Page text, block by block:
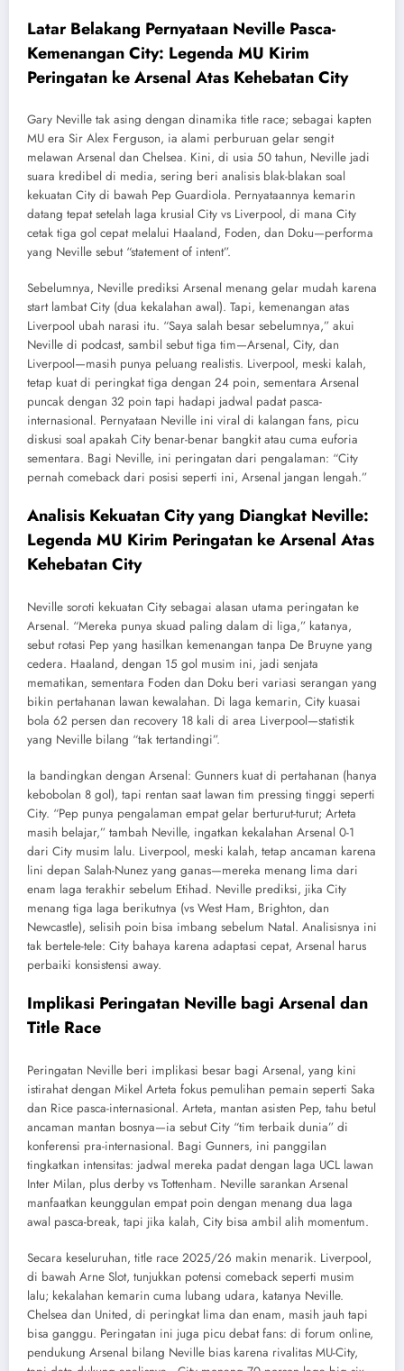
Latar Belakang Pernyataan Neville Pasca-
Kemenangan City: Legenda MU Kirim
Peringatan ke Arsenal Atas Kehebatan City
Gary Neville tak asing dengan dinamika title race; sebagai kapten
MU era Sir Alex Ferguson, ia alami perburuan gelar sengit
melawan Arsenal dan Chelsea. Kini, di usia 50 tahun, Neville jadi
suara kredibel di media, sering beri analisis blak-blakan soal
kekuatan City di bawah Pep Guardiola. Pernyataannya kemarin
datang tepat setelah laga krusial City vs Liverpool, di mana City
cetak tiga gol cepat melalui Haaland, Foden, dan Doku—performa
yang Neville sebut “statement of intent”.
Sebelumnya, Neville prediksi Arsenal menang gelar mudah karena
start lambat City (dua kekalahan awal). Tapi, kemenangan atas
Liverpool ubah narasi itu. “Saya salah besar sebelumnya,” akui
Neville di podcast, sambil sebut tiga tim—Arsenal, City, dan
Liverpool—masih punya peluang realistis. Liverpool, meski kalah,
tetap kuat di peringkat tiga dengan 24 poin, sementara Arsenal
puncak dengan 32 poin tapi hadapi jadwal padat pasca-
internasional. Pernyataan Neville ini viral di kalangan fans, picu
diskusi soal apakah City benar-benar bangkit atau cuma euforia
sementara. Bagi Neville, ini peringatan dari pengalaman: “City
pernah comeback dari posisi seperti ini, Arsenal jangan lengah.”
Analisis Kekuatan City yang Diangkat Neville:
Legenda MU Kirim Peringatan ke Arsenal Atas
Kehebatan City
Neville soroti kekuatan City sebagai alasan utama peringatan ke
Arsenal. “Mereka punya skuad paling dalam di liga,” katanya,
sebut rotasi Pep yang hasilkan kemenangan tanpa De Bruyne yang
cedera. Haaland, dengan 15 gol musim ini, jadi senjata
mematikan, sementara Foden dan Doku beri variasi serangan yang
bikin pertahanan lawan kewalahan. Di laga kemarin, City kuasai
bola 62 persen dan recovery 18 kali di area Liverpool—statistik
yang Neville bilang “tak tertandingi”.
Ia bandingkan dengan Arsenal: Gunners kuat di pertahanan (hanya
kebobolan 8 gol), tapi rentan saat lawan tim pressing tinggi seperti
City. “Pep punya pengalaman empat gelar berturut-turut; Arteta
masih belajar,” tambah Neville, ingatkan kekalahan Arsenal 0-1
dari City musim lalu. Liverpool, meski kalah, tetap ancaman karena
lini depan Salah-Nunez yang ganas—mereka menang lima dari
enam laga terakhir sebelum Etihad. Neville prediksi, jika City
menang tiga laga berikutnya (vs West Ham, Brighton, dan
Newcastle), selisih poin bisa imbang sebelum Natal. Analisisnya ini
tak bertele-tele: City bahaya karena adaptasi cepat, Arsenal harus
perbaiki konsistensi away.
Implikasi Peringatan Neville bagi Arsenal dan
Title Race
Peringatan Neville beri implikasi besar bagi Arsenal, yang kini
istirahat dengan Mikel Arteta fokus pemulihan pemain seperti Saka
dan Rice pasca-internasional. Arteta, mantan asisten Pep, tahu betul
ancaman mantan bosnya—ia sebut City “tim terbaik dunia” di
konferensi pra-internasional. Bagi Gunners, ini panggilan
tingkatkan intensitas: jadwal mereka padat dengan laga UCL lawan
Inter Milan, plus derby vs Tottenham. Neville sarankan Arsenal
manfaatkan keunggulan empat poin dengan menang dua laga
awal pasca-break, tapi jika kalah, City bisa ambil alih momentum.
Secara keseluruhan, title race 2025/26 makin menarik. Liverpool,
di bawah Arne Slot, tunjukkan potensi comeback seperti musim
lalu; kekalahan kemarin cuma lubang udara, katanya Neville.
Chelsea dan United, di peringkat lima dan enam, masih jauh tapi
bisa ganggu. Peringatan ini juga picu debat fans: di forum online,
pendukung Arsenal bilang Neville bias karena rivalitas MU-City,